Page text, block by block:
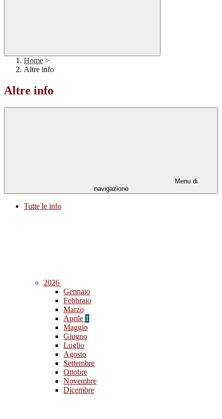
Home >
Altre info
Altre info
Menu di
navigazione
Tutte le info
2026
Gennaio
Febbraio
Marzo
Aprile 1
Maggio
Giugno
Luglio
Agosto
Settembre
Ottobre
Novembre
Dicembre